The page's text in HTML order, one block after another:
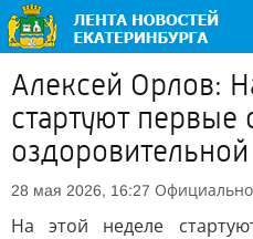
Алексей Орлов:
стартуют первые
28 мая 2026, 16:27 Официально
На этой неделе